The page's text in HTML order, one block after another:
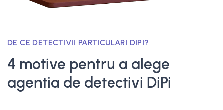
DE CE DETECTIVII PARTICULARI DIPI?
4 motive pentru a alege
agentia de detectivi DiPi